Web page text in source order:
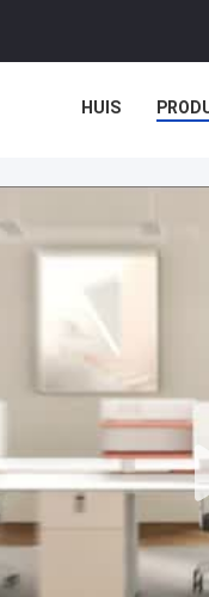
HUIS